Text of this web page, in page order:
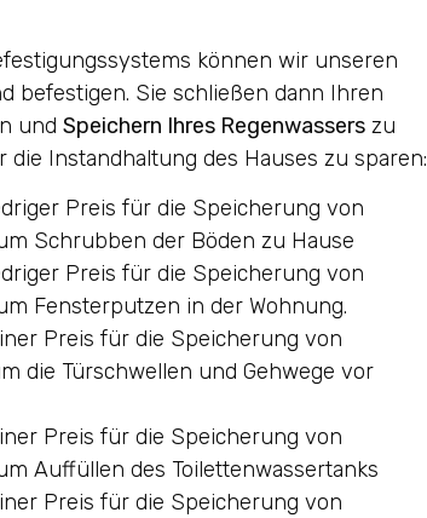
können wir unseren
befestigen. Sie schließen dann Ihren
und Speichern Ihres Regenwassers zu
Instandhaltung des Hauses zu sparen:
Preis für die Speicherung von
Schrubben der Böden zu Hause
Preis für die Speicherung von
Fensterputzen in der Wohnung.
Preis für die Speicherung von
die Türschwellen und Gehwege vor
Preis für die Speicherung von
Auffüllen des Toilettenwassertanks
Preis für die Speicherung von